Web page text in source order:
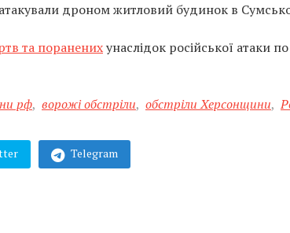
атакували дроном житловий будинок в
та пораненихунаслідок російської атаки
рф, ворожі обстріли, обстріли Херсонщини,
Telegram